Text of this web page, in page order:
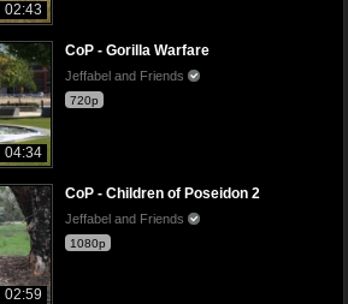
02:43
04:34
CoP - Gorilla Warfare
Jeffabel and Friends
720p
02:59
CoP - Children of Poseidon 2
Jeffabel and Friends
1080p